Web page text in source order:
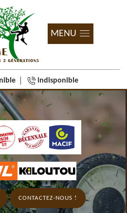
MENU
indisponible
CONTACTEZ-NOUS !